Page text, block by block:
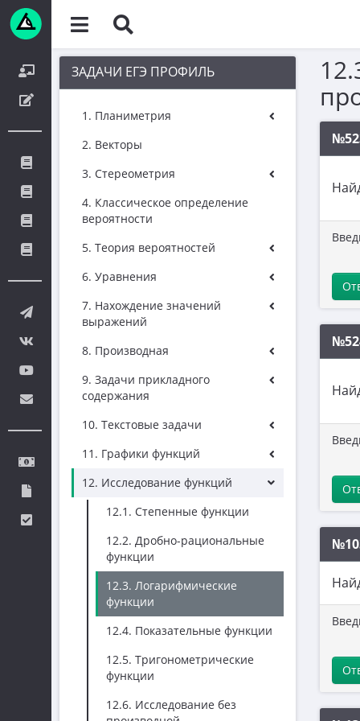
ЗАДАЧИ ЕГЭ ПРОФИЛЬ
1. Планиметрия
2. Векторы
3. Стереометрия
4. Классическое определение
вероятности
5. Теория вероятностей
6. Уравнения
7. Нахождение значений
выражений
8. Производная
9. Задачи прикладного
содержания
10. Текстовые задачи
11. Графики функций
12. Исследование функций
12.1. Степенные функции
12.2. Дробно-рациональные
функции
12.3. Логарифмические
функции
12.4. Показательные функции
12.5. Тригонометрические
функции
12.6. Исследование без